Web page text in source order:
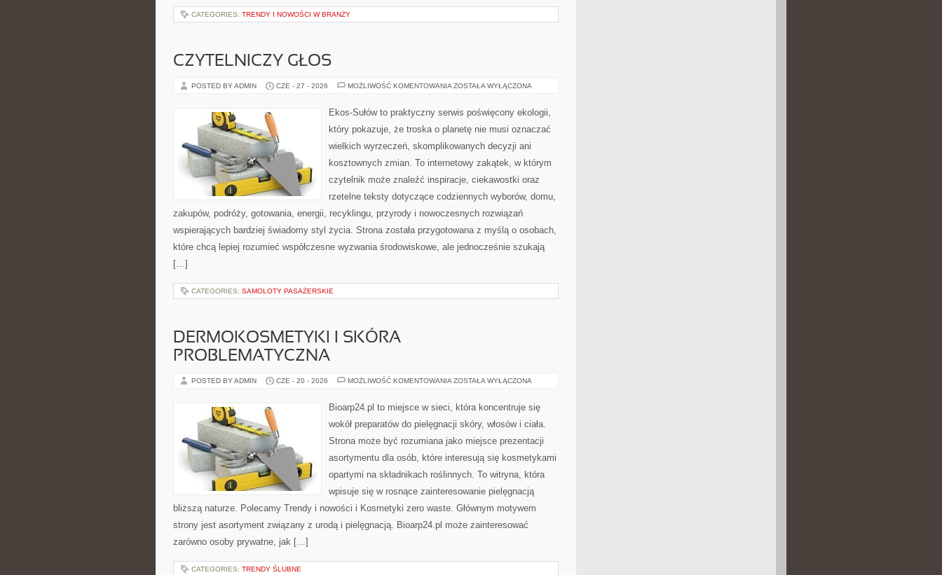
CATEGORIES: TRENDY I NOWOŚCI W BRANŻY
CZYTELNICZY GŁOS
POSTED BY ADMIN CZE - 27 - 2026 MOŻLIWOŚĆ KOMENTOWANIA CZYTELNICZY
ZOSTAŁA WYŁĄCZONA
Ekos-Sułów to praktyczny serwis poświęcony ekologii,
który pokazuje, że troska o planetę nie musi oznaczać
wielkich wyrzeczeń, skomplikowanych decyzji ani
kosztownych zmian. To internetowy zakątek, w którym
czytelnik może znaleźć inspiracje, ciekawostki oraz
rzetelne teksty dotyczące codziennych wyborów, domu,
zakupów, podróży, gotowania, energii, recyklingu, przyrody i nowoczesnych rozwiązań
wspierających bardziej świadomy styl życia. Strona została przygotowana z myślą o osobach,
które chcą lepiej rozumieć współczesne wyzwania środowiskowe, ale jednocześnie szukają
[…]
CATEGORIES: SAMOLOTY PASAŻERSKIE
DERMOKOSMETYKI I SKÓRA
PROBLEMATYCZNA
POSTED BY ADMIN CZE - 20 - 2026 MOŻLIWOŚĆ KOMENTOWANIA DERMOKOSMETYKI
PROBLEMATYCZNA
ZOSTAŁA WYŁĄCZONA
Bioarp24.pl to miejsce w sieci, która koncentruje się
wokół preparatów do pielęgnacji skóry, włosów i ciała.
Strona może być rozumiana jako miejsce prezentacji
asortymentu dla osób, które interesują się kosmetykami
opartymi na składnikach roślinnych. To witryna, która
wpisuje się w rosnące zainteresowanie pielęgnacją
bliższą naturze. Polecamy Trendy i nowości i Kosmetyki zero waste. Głównym motywem
strony jest asortyment związany z urodą i pielęgnacją. Bioarp24.pl może zainteresować
zarówno osoby prywatne, jak […]
CATEGORIES: TRENDY ŚLUBNE